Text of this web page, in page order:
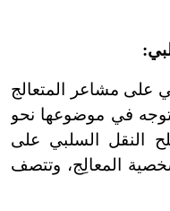
على مشاعر المتعالج
في موضوعها نحو
النقل السلبي على
المعالِج، وتتصف